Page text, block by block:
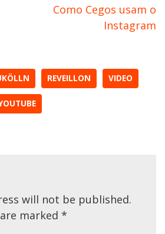
Como Cegos usam o
Instagram
REVEILLON VIDEO
will not be published.
marked *